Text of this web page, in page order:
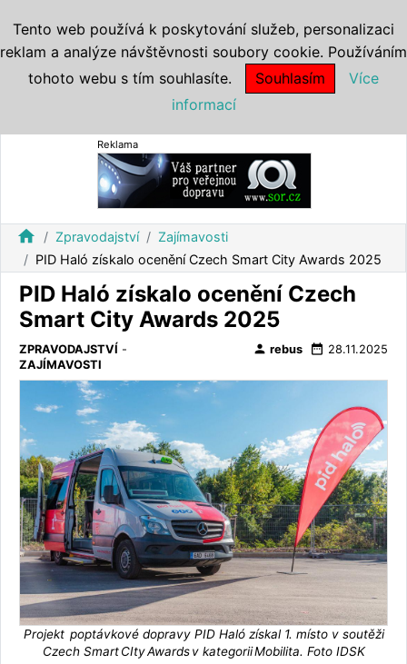
Reklama
home Zpravodajství
Zajímavosti
PID Haló získalo ocenění Czech Smart City Awards 2025
PID Haló získalo ocenění Czech
Smart City Awards 2025
ZPRAVODAJSTVÍ -
ZAJÍMAVOSTI
person rebus date_range 28.11.2025
Projekt poptávkové dopravy PID Haló získal 1. místo v soutěži
Czech Smart CIty Awards v kategorii Mobilita. Foto IDSK
Tento web používá k poskytování služeb, personalizaci
reklam a analýze návštěvnosti soubory cookie. Používáním
tohoto webu s tím souhlasíte.
Souhlasím
Více
informací